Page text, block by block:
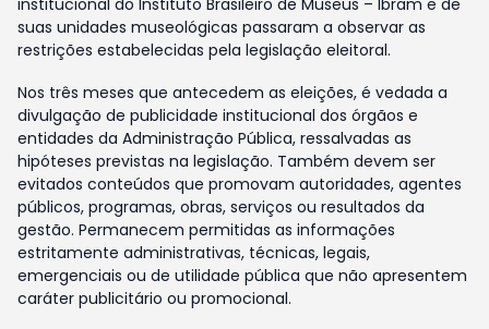
institucional do Instituto Brasileiro de Museus – Ibram e de
suas unidades museológicas passaram a observar as
restrições estabelecidas pela legislação eleitoral.
Nos três meses que antecedem as eleições, é vedada a
divulgação de publicidade institucional dos órgãos e
entidades da Administração Pública, ressalvadas as
hipóteses previstas na legislação. Também devem ser
evitados conteúdos que promovam autoridades, agentes
públicos, programas, obras, serviços ou resultados da
gestão. Permanecem permitidas as informações
estritamente administrativas, técnicas, legais,
emergenciais ou de utilidade pública que não apresentem
caráter publicitário ou promocional.